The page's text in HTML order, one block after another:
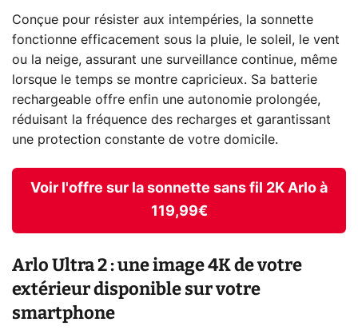
Conçue pour résister aux intempéries, la sonnette
fonctionne efficacement sous la pluie, le soleil, le vent
ou la neige, assurant une surveillance continue, même
lorsque le temps se montre capricieux. Sa batterie
rechargeable offre enfin une autonomie prolongée,
réduisant la fréquence des recharges et garantissant
une protection constante de votre domicile.
Voir l'offre sur la sonnette sans fil 2K Arlo à
119,99€
Arlo Ultra 2 : une image 4K de votre
extérieur disponible sur votre
smartphone